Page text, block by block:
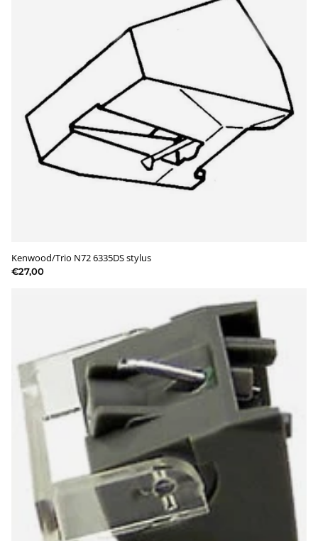
Kenwood/Trio N72 6335DS stylus
€27,00